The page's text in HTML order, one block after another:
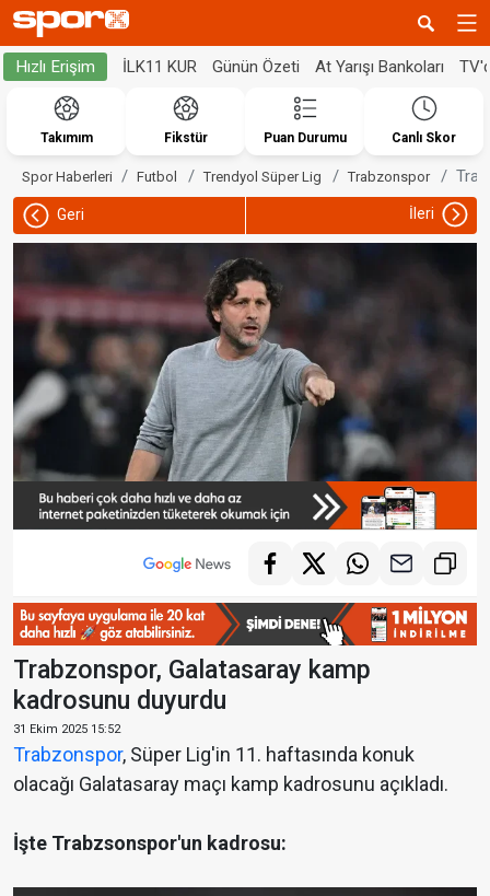
Hızlı Erişim İLK11 KUR Günün Özeti At Yarışı Bankoları
Takımım Fikstür Puan Durumu Canlı Skor
Spor Haberleri Futbol Trendyol Süper Lig Trabzonspor
Geri İleri
Trabzonspor, Galatasaray kamp
kadrosunu duyurdu
31 Ekim 2025 15:52
Trabzonspor, Süper Lig'in 11. haftasında konuk
olacağı Galatasaray maçı kamp kadrosunu açıkladı.
İşte Trabzsonspor'un kadrosu: